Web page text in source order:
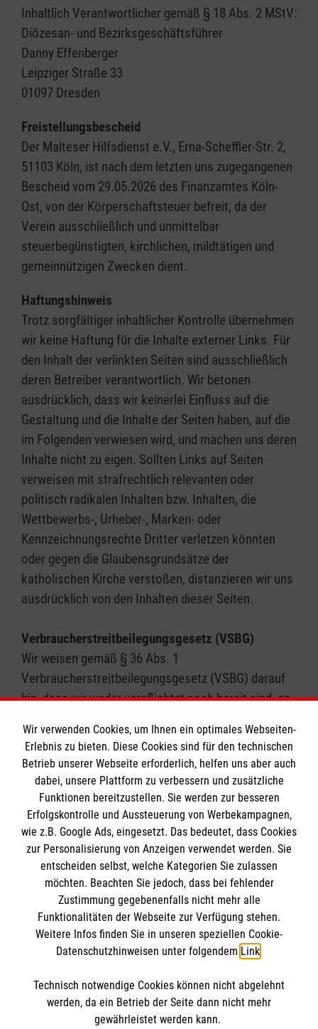
Inhaltlich Verantwortlicher gemäß § 18 Abs. 2 MStV:
Diözesan- und Bezirksgeschäftsführer
Danny Effenberger
Leipziger Straße 33
01097 Dresden
Freistellungsbescheid
Der Malteser Hilfsdienst e.V., Erna-Scheffler-Str. 2,
51103 Köln, ist nach dem letzten uns zugegangenen
Bescheid vom 29.05.2026 des Finanzamtes Köln-
Ost, von der Körperschaftsteuer befreit, da der
Verein ausschließlich und unmittelbar
steuerbegünstigten, kirchlichen, mildtätigen und
gemeinnützigen Zwecken dient.
Haftungshinweis
Trotz sorgfältiger inhaltlicher Kontrolle übernehmen
wir keine Haftung für die Inhalte externer Links. Für
den Inhalt der verlinkten Seiten sind ausschließlich
deren Betreiber verantwortlich. Wir betonen
ausdrücklich, dass wir keinerlei Einfluss auf die
Gestaltung und die Inhalte der Seiten haben, auf die
im Folgenden verwiesen wird, und machen uns deren
Inhalte nicht zu eigen. Sollten Links auf Seiten
verweisen mit strafrechtlich relevanten oder
politisch radikalen Inhalten bzw. Inhalten, die
Wettbewerbs-, Urheber-, Marken- oder
Kennzeichnungsrechte Dritter verletzen könnten
oder gegen die Glaubensgrundsätze der
katholischen Kirche verstoßen, distanzieren wir uns
ausdrücklich von den Inhalten dieser Seiten.
Verbraucherstreitbeilegungsgesetz (VSBG)
Wir weisen gemäß § 36 Abs. 1
Verbraucherstreitbeilegungsgesetz (VSBG) darauf
hin, dass wir weder verpflichtet noch bereit sind, an
Verbraucherschlichtungsstelle teilzunehmen.
Informationen
Impressum
Datenschutz
Barrierefreiheit
Die Malteser
Malteserorden
Sharepoint
Spendenkonto
Wir verwenden Cookies, um Ihnen ein optimales Webseiten-
Erlebnis zu bieten. Diese Cookies sind für den technischen
Betrieb unserer Webseite erforderlich, helfen uns aber auch
dabei, unsere Plattform zu verbessern und zusätzliche
Funktionen bereitzustellen. Sie werden zur besseren
Erfolgskontrolle und Aussteuerung von Werbekampagnen,
wie z.B. Google Ads, eingesetzt. Das bedeutet, dass Cookies
zur Personalisierung von Anzeigen verwendet werden. Sie
entscheiden selbst, welche Kategorien Sie zulassen
möchten. Beachten Sie jedoch, dass bei fehlender
Zustimmung gegebenenfalls nicht mehr alle
Funktionalitäten der Webseite zur Verfügung stehen.
Weitere Infos finden Sie in unseren speziellen Cookie-
Datenschutzhinweisen unter folgendem Link.
Technisch notwendige Cookies können nicht abgelehnt
werden, da ein Betrieb der Seite dann nicht mehr
gewährleistet werden kann.